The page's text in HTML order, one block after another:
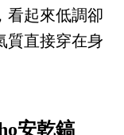
看起來低調卻
質直接穿在身
安乾鎬